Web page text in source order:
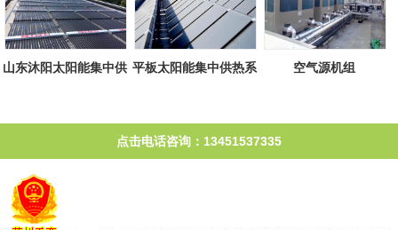
山东沐阳太阳能集中供 平板太阳能集中供热系
空气源机组
点击电话咨询：13451537335